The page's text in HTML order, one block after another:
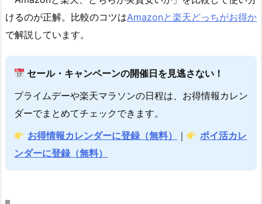
けるのが正解。比較のコツはAmazonと楽天どっちがお得か
で解説しています。
セール・キャンペーンの開催日を見逃さない！
プライムデーや楽天マラソンの日程は、お得情報カレン
ダーでまとめてチェックできます。
お得情報カレンダーに登録（無料）
｜
ポイ活カレ
ンダーに登録（無料）